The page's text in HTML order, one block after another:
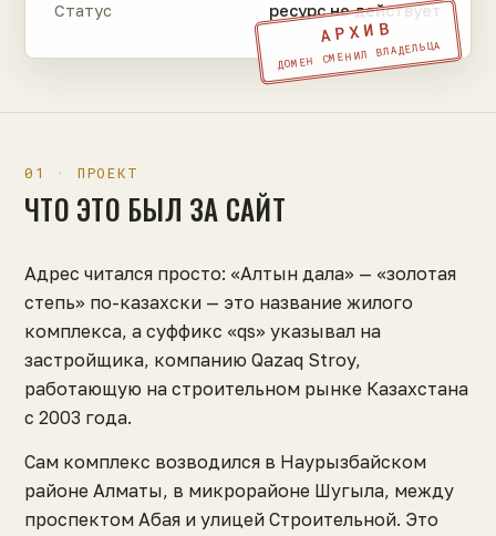
Статус ресурс не действует
АРХИВ
ДОМЕН СМЕНИЛ ВЛАДЕЛЬЦА
01 · ПРОЕКТ
ЧТО ЭТО БЫЛ ЗА САЙТ
Адрес читался просто: «Алтын дала» — «золотая
степь» по-казахски — это название жилого
комплекса, а суффикс «qs» указывал на
застройщика, компанию Qazaq Stroy,
работающую на строительном рынке Казахстана
с 2003 года.
Сам комплекс возводился в Наурызбайском
районе Алматы, в микрорайоне Шугыла, между
проспектом Абая и улицей Строительной. Это